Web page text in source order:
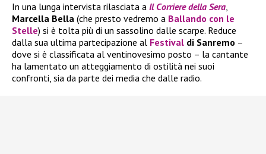
In una lunga intervista rilasciata a Il Corriere della Sera,
Marcella Bella (che presto vedremo a Ballando con le
Stelle) si è tolta più di un sassolino dalle scarpe. Reduce
dalla sua ultima partecipazione al Festival di Sanremo –
dove si è classificata al ventinovesimo posto – la cantante
ha lamentato un atteggiamento di ostilità nei suoi
confronti, sia da parte dei media che dalle radio.